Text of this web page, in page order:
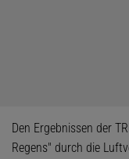
Den Ergebnissen der
Regens" durch die